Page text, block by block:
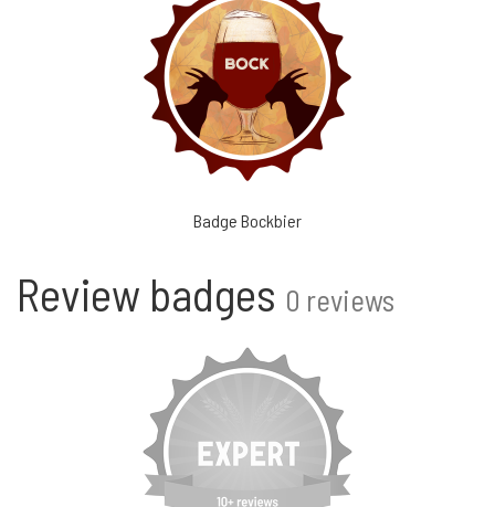
Badge Bockbier
Review badges 0 reviews